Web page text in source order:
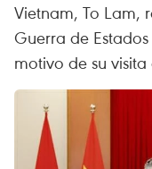
Vietnam, To Lam,
Guerra de
motivo de su